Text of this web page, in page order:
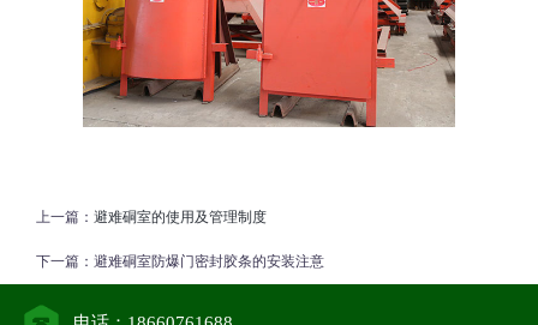
上一篇： 避难硐室的使用及管理制度
下一篇： 避难硐室防爆门密封胶条的安装注意